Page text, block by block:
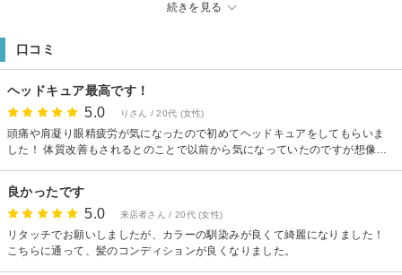
続きを見る
口コミ
ヘッドキュア最高です！
5.0 りさん / 20代 (女性)
頭痛や肩凝り眼精疲労が気になったので初めてヘッドキュアをしてもらいま
した！ 体質改善もされるとのことで以前から気になっていたのですが想像以
しました！ 担当してくださった方の力加減も絶妙で至福なひと時を過ごせま
した♪ また伺いますのでよろしくお願いします！
良かったです
5.0 来店者さん / 20代 (女性)
リタッチでお願いしましたが、カラーの馴染みが良くて綺麗になりました！
こちらに通って、髪のコンディションが良くなりました。